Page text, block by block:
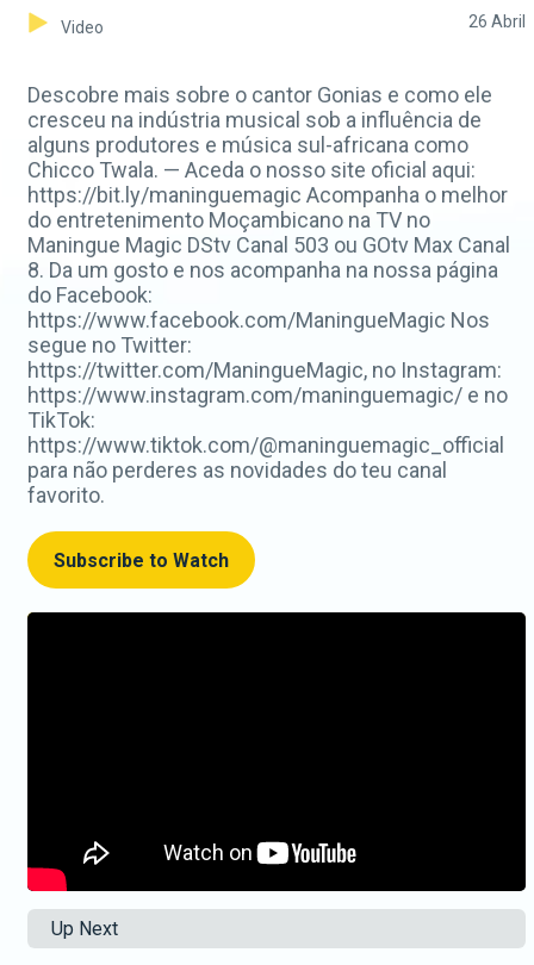
Video 26 Abril
Descobre mais sobre o cantor Gonias e como ele
cresceu na indústria musical sob a influência de
alguns produtores e música sul-africana como
Chicco Twala. — Aceda o nosso site oficial aqui:
https://bit.ly/maninguemagic Acompanha o melhor
do entretenimento Moçambicano na TV no
Maningue Magic DStv Canal 503 ou GOtv Max Canal
8. Da um gosto e nos acompanha na nossa página
do Facebook:
https://www.facebook.com/ManingueMagic Nos
segue no Twitter:
https://twitter.com/ManingueMagic, no Instagram:
https://www.instagram.com/maninguemagic/ e no
TikTok:
https://www.tiktok.com/@maninguemagic_official
para não perderes as novidades do teu canal
favorito.
Subscribe to Watch
Up Next